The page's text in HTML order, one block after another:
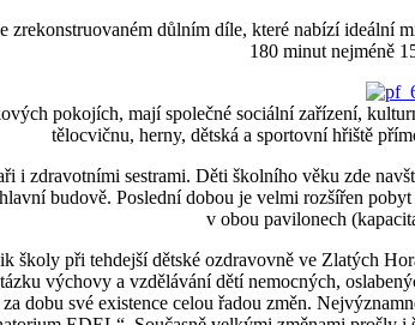
důlním díle, které nabízí ideální
180 minut nejméně
pokojích, mají společné sociální zařízení,
tělocvičnu, herny, dětská a sportovní hřiště
i zdravotními sestrami. Děti školního věku zde
budově. Poslední dobou je velmi rozšířen
v obou pavilonech
školy při tehdejší dětské ozdravovně ve Zlatých
výchovy a vzdělávání dětí nemocných,
dobu své existence celou řadou změn.